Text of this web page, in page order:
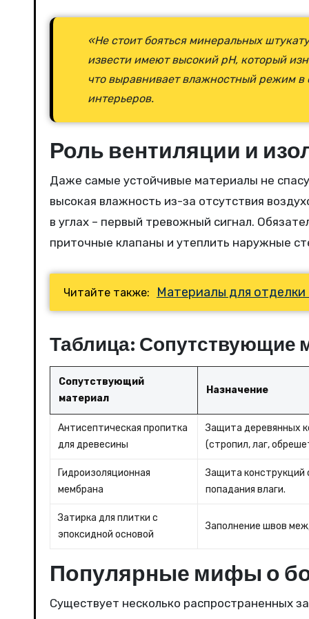
«Не стоит бояться минеральных
извести имеют высокий pH, который
что выравнивает влажностный режим
интерьеров.
Роль вентиляции и
Даже самые устойчивые материалы не
высокая влажность из-за отсутствия
в углах – первый тревожный сигнал.
приточные клапаны и утеплить наружные
Читайте также: Материалы для
Таблица: Сопутствующие
Сопутствующий
материал
Назначение
Антисептическая пропитка
для древесины
Защита деревянных
(стропил, лаг,
Гидроизоляционная
мембрана
Защита конструкций
попадания влаги.
Затирка для плитки с
эпоксидной основой
Заполнение швов
Популярные мифы о
Существует несколько распространенных